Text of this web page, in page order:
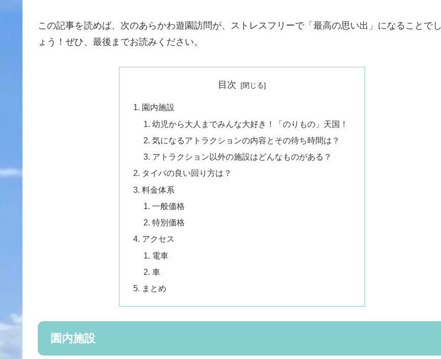
この記事を読めば、次のあらかわ遊園訪問が、ストレスフリーで「最高の思い出」になることでし
ょう！ぜひ、最後までお読みください。
目次
園内施設
幼児から大人までみんな大好き！「のりもの」天国！
気になるアトラクションの内容とその待ち時間は？
アトラクション以外の施設はどんなものがある？
タイパの良い回り方は？
料金体系
一般価格
特別価格
アクセス
電車
車
まとめ
園内施設